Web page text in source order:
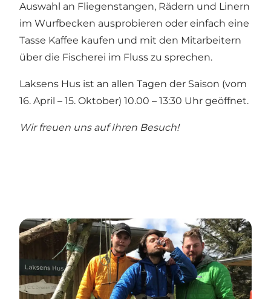
Auswahl an Fliegenstangen, Rädern und Linern
im Wurfbecken ausprobieren oder einfach eine
Tasse Kaffee kaufen und mit den Mitarbeitern
über die Fischerei im Fluss zu sprechen.
Laksens Hus ist an allen Tagen der Saison (vom
16. April – 15. Oktober) 10.00 – 13:30 Uhr geöffnet.
Wir freuen uns auf Ihren Besuch!